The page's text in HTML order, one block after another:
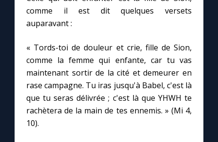
comme il est dit quelques versets
auparavant :
« Tords-toi de douleur et crie, fille de Sion,
comme la femme qui enfante, car tu vas
maintenant sortir de la cité et demeurer en
rase campagne. Tu iras jusqu'à Babel, c'est là
que tu seras délivrée ; c'est là que YHWH te
rachètera de la main de tes ennemis. » (Mi 4,
10).